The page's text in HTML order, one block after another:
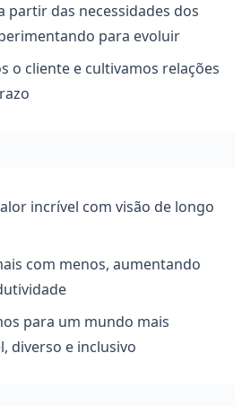
partir das necessidades dos
para evoluir
o cliente e cultivamos relações
incrível com visão de longo
com menos, aumentando
para um mundo mais
diverso e inclusivo